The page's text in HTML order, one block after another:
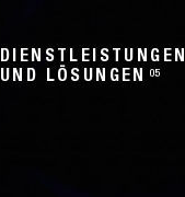
DIENSTLEISTUNGEN
UND LÖSUNGEN
05